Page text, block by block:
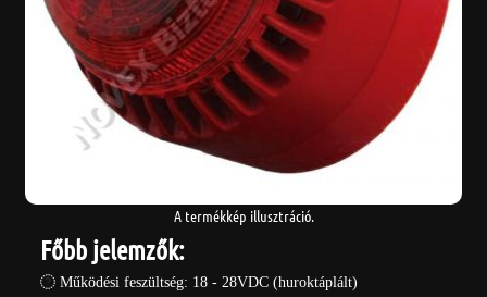
A termékkép illusztráció.
Főbb jelemzők:
Működési feszültség: 18 - 28VDC (huroktáplált)